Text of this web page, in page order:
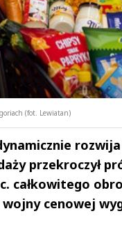
(fot. Lewiatan)
przekroczył
całkowitego
cenowej